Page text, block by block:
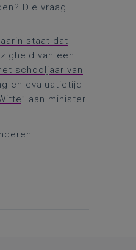
Die vraag
staat dat
van een
schooljaar van
en evaluatietijd
” aan minister